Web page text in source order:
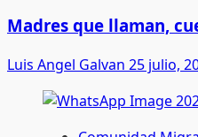
Madres que llaman,
Luis Angel Galvan 25 julio,